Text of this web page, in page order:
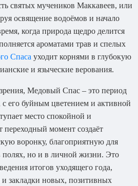
святых мучеников Маккавеев, или
освящение водоёмов и начало
когда природа щедро делится
ароматами трав и спелых
Спаса уходит корнями в глубокую
и языческие верования.
Медовый Спас – это период
с его буйным цветением и активной
место спокойной и
переходный момент создаёт
воронку, благоприятную для
полях, но и в личной жизни. Это
итогов уходящего года,
закладки новых, позитивных